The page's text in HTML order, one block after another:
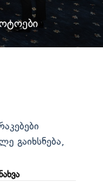
გაიხსნება,